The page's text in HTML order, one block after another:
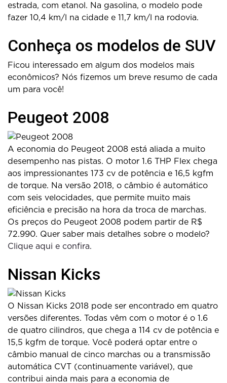
estrada, com etanol. Na gasolina, o modelo pode
fazer 10,4 km/l na cidade e 11,7 km/l na rodovia.
Conheça os modelos de SUV
Ficou interessado em algum dos modelos mais
econômicos? Nós fizemos um breve resumo de cada
um para você!
Peugeot 2008
A economia do Peugeot 2008 está aliada a muito
desempenho nas pistas. O motor 1.6 THP Flex chega
aos impressionantes 173 cv de potência e 16,5 kgfm
de torque. Na versão 2018, o câmbio é automático
com seis velocidades, que permite muito mais
eficiência e precisão na hora da troca de marchas.
Os preços do Peugeot 2008 podem partir de R$
72.990. Quer saber mais detalhes sobre o modelo?
Clique aqui e confira.
Nissan Kicks
O Nissan Kicks 2018 pode ser encontrado em quatro
versões diferentes. Todas vêm com o motor é o 1.6
de quatro cilindros, que chega a 114 cv de potência e
15,5 kgfm de torque. Você poderá optar entre o
câmbio manual de cinco marchas ou a transmissão
automática CVT (continuamente variável), que
contribui ainda mais para a economia de